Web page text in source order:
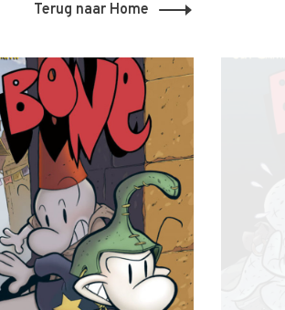
Terug naar Home